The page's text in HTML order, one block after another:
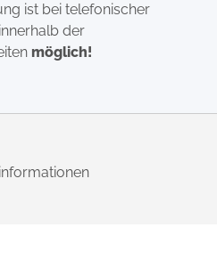
ist bei telefonischer
der
möglich!